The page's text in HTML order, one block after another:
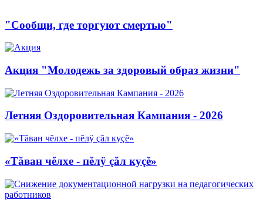
"Сообщи, где торгуют смертью"
Акция "Молодежь за здоровый образ жизни"
Летняя Оздоровительная Кампания - 2026
«Тăван чĕлхе - пĕлÿ çăл куçĕ»